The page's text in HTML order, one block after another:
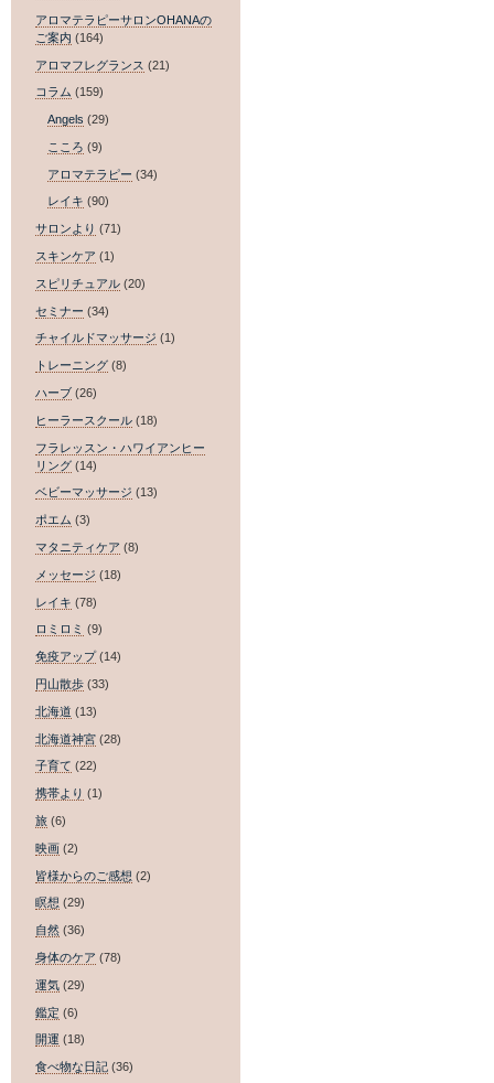
アロマテラピーサロンOHANAの
ご案内 (164)
アロマフレグランス (21)
コラム (159)
Angels (29)
こころ (9)
アロマテラピー (34)
レイキ (90)
サロンより (71)
スキンケア (1)
スピリチュアル (20)
セミナー (34)
チャイルドマッサージ (1)
トレーニング (8)
ハーブ (26)
ヒーラースクール (18)
フラレッスン・ハワイアンヒー
リング (14)
ベビーマッサージ (13)
ポエム (3)
マタニティケア (8)
メッセージ (18)
レイキ (78)
ロミロミ (9)
免疫アップ (14)
円山散歩 (33)
北海道 (13)
北海道神宮 (28)
子育て (22)
携帯より (1)
旅 (6)
映画 (2)
皆様からのご感想 (2)
瞑想 (29)
自然 (36)
身体のケア (78)
運気 (29)
鑑定 (6)
開運 (18)
食べ物な日記 (36)